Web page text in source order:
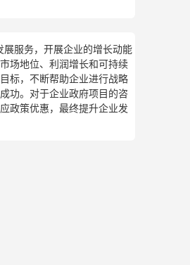
展服务，开展企业的增长动能
场地位、利润增长和可持续
标，不断帮助企业进行战略
功。对于企业政府项目的咨
政策优惠，最终提升企业发